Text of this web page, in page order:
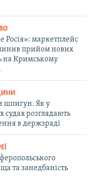
Росія»: маркетплейс
прийом нових
на Кримському
шпигун. Як у
судах розглядають
в держзраді
та занедбаність